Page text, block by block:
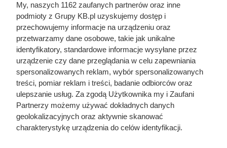
Zabawki z piekła rodem. Tymi
horrorkami bawiły się nasze
babcie
My, naszych 1162 zaufanych partnerów oraz inne
podmioty z Grupy KB.pl uzyskujemy dostęp i
przechowujemy informacje na urządzeniu oraz
przetwarzamy dane osobowe, takie jak unikalne
identyfikatory, standardowe informacje wysyłane przez
urządzenie czy dane przeglądania w celu zapewniania
spersonalizowanych reklam, wybór spersonalizowanych
treści, pomiar reklam i treści, badanie odbiorców oraz
ulepszanie usług. Za zgodą Użytkownika my i Zaufani
Partnerzy możemy używać dokładnych danych
geolokalizacyjnych oraz aktywnie skanować
charakterystykę urządzenia do celów identyfikacji.